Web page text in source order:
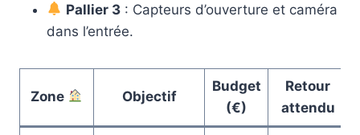
Pallier 3 : Capteurs d’ouverture et caméra
dans l’entrée.
Zone Objectif
Budget
(€)
Retour
attendu